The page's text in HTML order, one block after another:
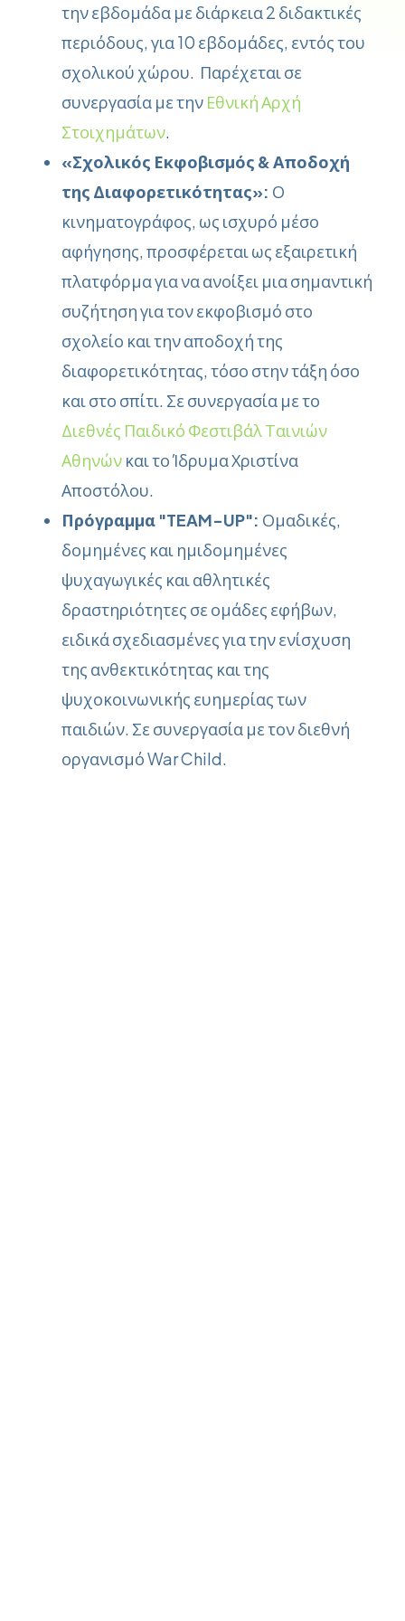
την εβδομάδα με διάρκεια 2 διδακτικές
περιόδους, για 10 εβδομάδες, εντός του
σχολικού χώρου. Παρέχεται σε
συνεργασία με την Εθνική Αρχή
Στοιχημάτων.
«Σχολικός Εκφοβισμός & Αποδοχή
της Διαφορετικότητας»: Ο
κινηματογράφος, ως ισχυρό μέσο
αφήγησης, προσφέρεται ως εξαιρετική
πλατφόρμα για να ανοίξει μια σημαντική
συζήτηση για τον εκφοβισμό στο
σχολείο και την αποδοχή της
διαφορετικότητας, τόσο στην τάξη όσο
και στο σπίτι. Σε συνεργασία με το
Διεθνές Παιδικό Φεστιβάλ Ταινιών
Αθηνών και το Ίδρυμα Χριστίνα
Αποστόλου.
Πρόγραμμα "TEAM-UP": Ομαδικές,
δομημένες και ημιδομημένες
ψυχαγωγικές και αθλητικές
δραστηριότητες σε ομάδες εφήβων,
ειδικά σχεδιασμένες για την ενίσχυση
της ανθεκτικότητας και της
ψυχοκοινωνικής ευημερίας των
παιδιών. Σε συνεργασία με τον διεθνή
οργανισμό War Child.